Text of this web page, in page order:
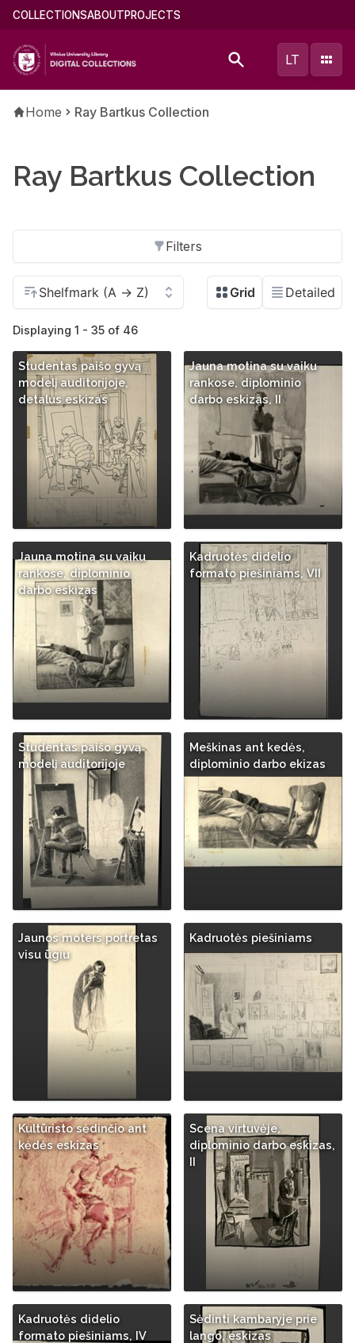
Skip
main
content
Main
(english)
COLLECTIONSABOUTPROJECTS
LT
Breadcrumb
Home Ray Bartkus Collection
Ray Bartkus Collection
Filters
Displaying 1 - 35 of 46
Studentas paišo gyvą
modelį auditorijoje,
detalus eskizas
Jauna motina su vaiku
rankose, diplominio
darbo eskizas, II
Jauna motina su vaiku
rankose, diplominio
darbo eskizas
Kadruotės didelio
formato piešiniams, VII
Studentas paišo gyvą
modelį auditorijoje
Meškinas ant kedės,
diplominio darbo ekizas
Jaunos moters portretas
visu ūgiu
Kadruotės piešiniams
Kultūristo sėdinčio ant
kėdės eskizas
Scena virtuvėje,
diplominio darbo eskizas,
II
Kadruotės didelio
formato piešiniams, IV
Sėdinti kambaryje prie
lango, eskizas